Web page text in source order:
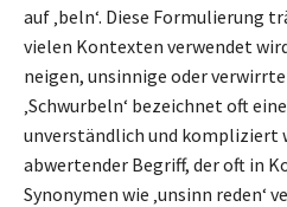
auf ‚beln‘. Diese Formulierung
vielen Kontexten verwendet
neigen, unsinnige oder
‚Schwurbeln‘ bezeichnet oft
unverständlich und kompliziert
abwertender Begriff, der oft in
Synonymen wie ‚unsinn reden‘